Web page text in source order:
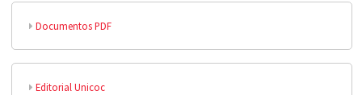
Documentos PDF
Editorial Unicoc